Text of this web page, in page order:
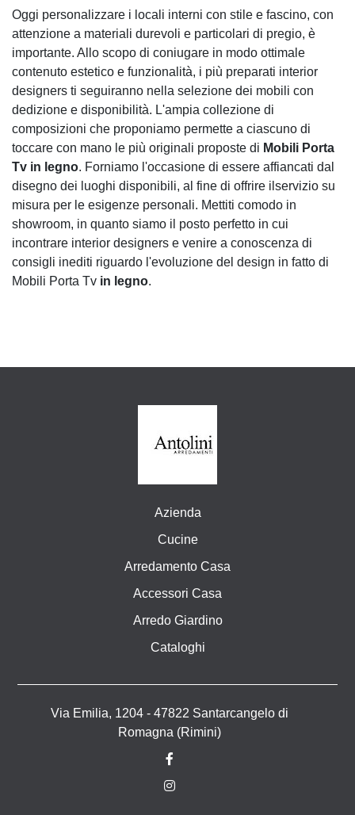
Oggi personalizzare i locali interni con stile e fascino, con
attenzione a materiali durevoli e particolari di pregio, è
importante. Allo scopo di coniugare in modo ottimale
contenuto estetico e funzionalità, i più preparati interior
designers ti seguiranno nella selezione dei mobili con
dedizione e disponibilità. L'ampia collezione di
composizioni che proponiamo permette a ciascuno di
toccare con mano le più originali proposte di Mobili Porta
Tv in legno. Forniamo l'occasione di essere affiancati dal
disegno dei luoghi disponibili, al fine di offrire ilservizio su
misura per le esigenze personali. Mettiti comodo in
showroom, in quanto siamo il posto perfetto in cui
incontrare interior designers e venire a conoscenza di
consigli inediti riguardo l'evoluzione del design in fatto di
Mobili Porta Tv in legno.
Azienda
Cucine
Arredamento Casa
Accessori Casa
Arredo Giardino
Cataloghi
Via Emilia, 1204 - 47822 Santarcangelo di
Romagna (Rimini)